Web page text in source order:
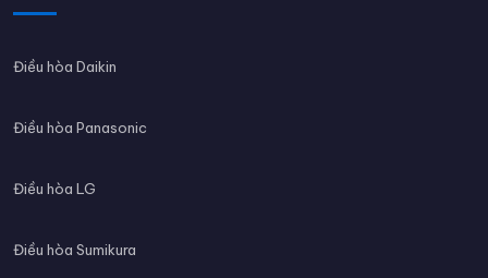
Điều hòa Daikin
Điều hòa Panasonic
Điều hòa LG
Điều hòa Sumikura